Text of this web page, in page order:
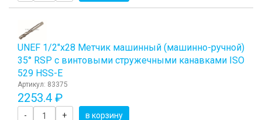
UNEF 1/2"х28 Метчик машинный (машинно-ручной)
35° RSP с винтовыми стружечными канавками ISO
529 HSS-E
Артикул: 83375
2253.4 ₽
- + в корзину